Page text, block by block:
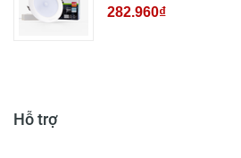
282.960₫
Hỗ trợ